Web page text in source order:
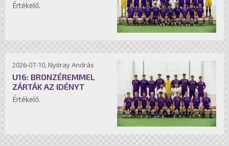
Értékelő.
2026-07-10, Nyitray András
U16: BRONZÉREMMEL
ZÁRTÁK AZ IDÉNYT
Értékelő.